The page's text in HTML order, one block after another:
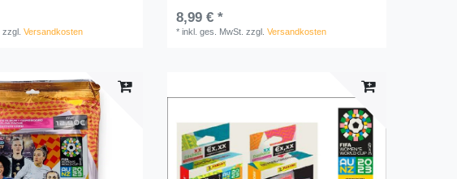
zzgl.Versandkosten
8,99 € *
*inkl. ges. MwSt. zzgl.Versandkosten